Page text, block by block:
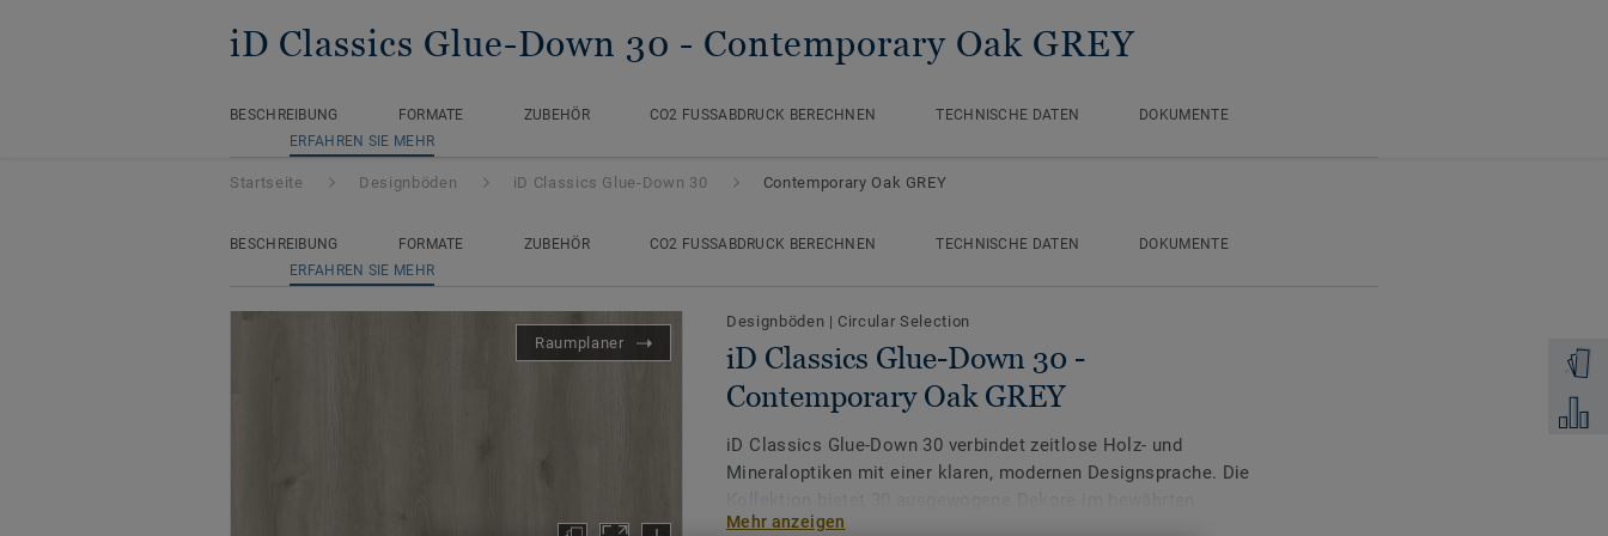
iD Classics Glue-Down 30 - Contemporary Oak GREY
BESCHREIBUNG FORMATE ZUBEHÖR CO2 FUSSABDRUCK BERECHNEN TECHNISCHE DATEN
DOKUMENTE
ERFAHREN SIE MEHR
Zum
Startseite Designböden iD Classics Glue-Down 30 Contemporary Oak GREY
BESCHREIBUNG FORMATE ZUBEHÖR CO2 FUSSABDRUCK BERECHNEN TECHNISCHE DATEN
DOKUMENTE
ERFAHREN SIE MEHR
Raumplaner
Designböden | Circular Selection
iD Classics Glue-Down 30 -
Contemporary Oak GREY
iD Classics Glue-Down 30 verbindet zeitlose Holz- und
Mineraloptiken mit einer klaren, modernen Designsprache. Die
Tiefdruck und eignet sich besonders für Wohnbereiche sowie
Mehr anzeigen